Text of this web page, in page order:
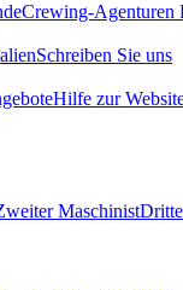
Crewing-Agenturen
Schreiben Sie uns
Hilfe zur
Maschinist